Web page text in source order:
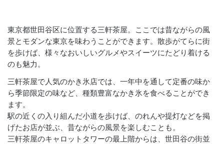
東京都世田谷区に位置する三軒茶屋。ここでは昔ながらの風
景とモダンな東京を味わうことができます。散歩がてらに街
を歩けば、様々なおいしいグルメやスイーツにたどり着ける
のも魅力。
三軒茶屋で人気のかき氷店では、一年中を通して定番の味か
ら季節限定の味など、種類豊富なかき氷を食べることができ
ます。
駅の近くの入り組んだ小道を歩けば、のれんや提灯などを掲
げたお店が並ぶ、昔ながらの風景を楽しむことも。
三軒茶屋のキャロットタワーの最上階からは、世田谷の街並